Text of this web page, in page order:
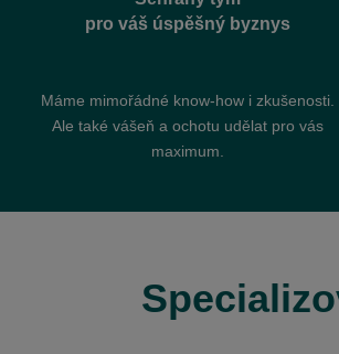
pro váš úspěšný byznys
Máme mimořádné know-how i zkušenosti.
Ale také vášeň a ochotu udělat pro vás
maximum.